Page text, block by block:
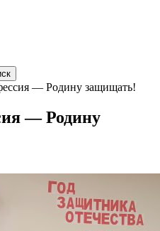
— Родину защищать!
— Родину